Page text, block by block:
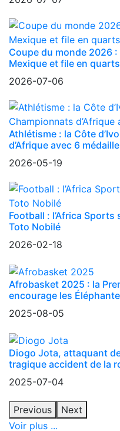
Coupe du monde 2026
Mexique et file en
2026-07-06
Athlétisme : la Côte
d’Afrique avec 6
2026-05-19
Football : l’Africa
Toto Nobilé
2026-02-18
Afrobasket 2025 : la
encourage les
2025-08-05
Diogo Jota, attaquant
tragique accident de la
2025-07-04
Previous
Next
Voir plus ...